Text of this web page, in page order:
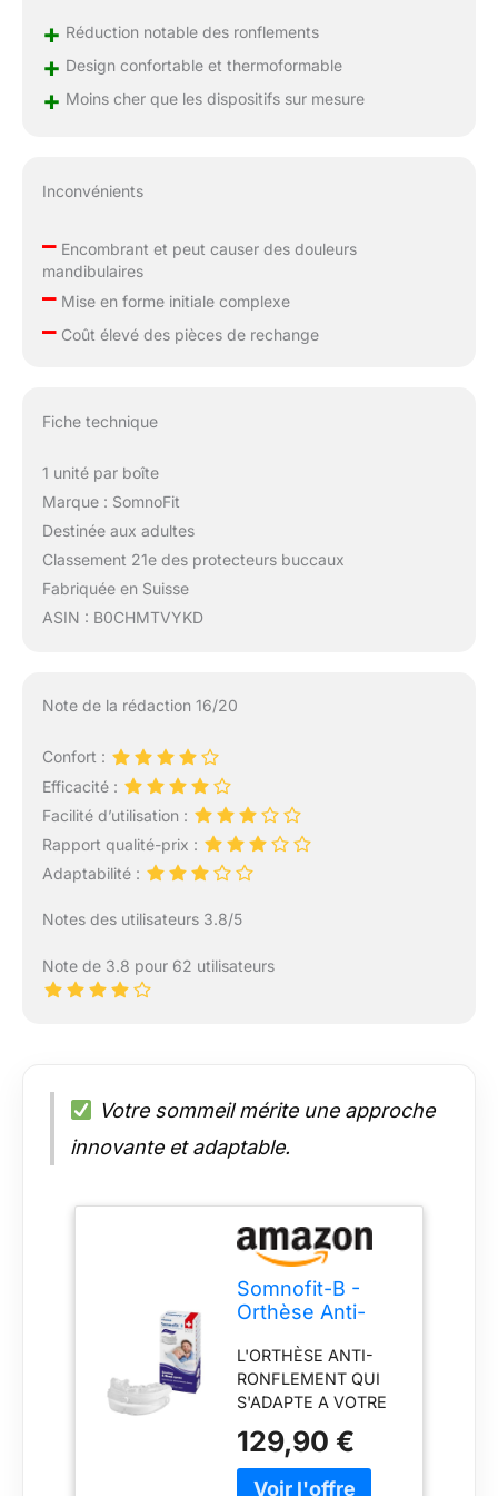
+ Réduction notable des ronflements
+ Design confortable et thermoformable
+ Moins cher que les dispositifs sur mesure
Inconvénients
–Encombrant et peut causer des douleurs
mandibulaires
–Mise en forme initiale complexe
–Coût élevé des pièces de rechange
Fiche technique
1 unité par boîte
Marque : SomnoFit
Destinée aux adultes
Classement 21e des protecteurs buccaux
Fabriquée en Suisse
ASIN : B0CHMTVYKD
Note de la rédaction 16/20
Confort :
Efficacité :
Facilité d’utilisation :
Rapport qualité-prix :
Adaptabilité :
Notes des utilisateurs 3.8/5
Note de 3.8 pour 62 utilisateurs
Votre sommeil mérite une approche
innovante et adaptable.
Somnofit-B -
Orthèse Anti-
Gouttière
Dentaire Flexible
et
Thermoformable
- Design
Breveté, Grand
L'ORTHÈSE ANTI-
RONFLEMENT QUI
S'ADAPTE A VOTRE
L'orthèse
mandibulaire
129,90 €